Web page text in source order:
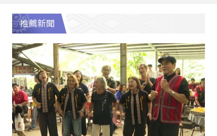
推薦新聞